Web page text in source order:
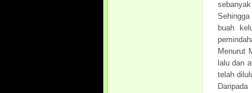
buah
Menurut
lalu dan
telah